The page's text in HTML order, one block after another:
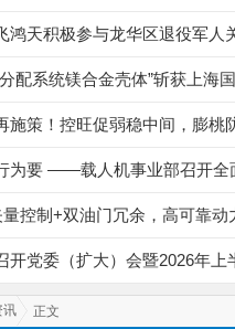
鸿天积极参与龙华区退役军人
施策！控旺促弱稳中间，膨桃
讯 正文